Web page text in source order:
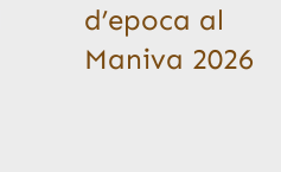
d’epoca al
Maniva 2026